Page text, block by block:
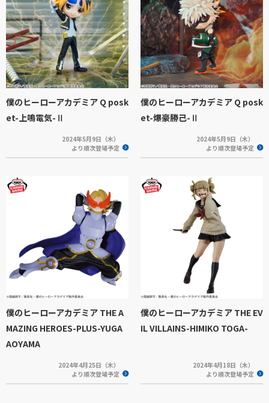
僕のヒーローアカデミア Q posk
et-上鳴電気-Ⅱ
2024年5月9日（木）
より順次登場予定
僕のヒーローアカデミア Q posk
et-爆豪勝己-Ⅱ
2024年5月9日（木）
より順次登場予定
僕のヒーローアカデミア THE A
MAZING HEROES-PLUS-YUGA
AOYAMA
2024年4月25日（木）
より順次登場予定
僕のヒーローアカデミア THE EV
IL VILLAINS-HIMIKO TOGA-
2024年4月18日（木）
より順次登場予定